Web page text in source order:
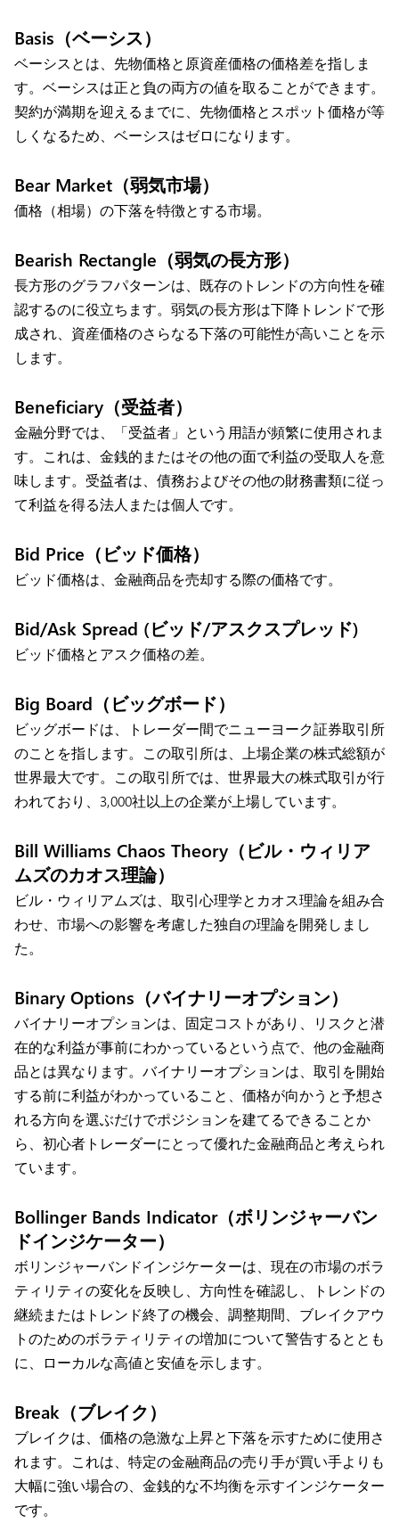
Basis（ベーシス）
ベーシスとは、先物価格と原資産価格の価格差を指しま
す。ベーシスは正と負の両方の値を取ることができます。
契約が満期を迎えるまでに、先物価格とスポット価格が等
しくなるため、ベーシスはゼロになります。
Bear Market（弱気市場）
価格（相場）の下落を特徴とする市場。
Bearish Rectangle（弱気の長方形）
長方形のグラフパターンは、既存のトレンドの方向性を確
認するのに役立ちます。弱気の長方形は下降トレンドで形
成され、資産価格のさらなる下落の可能性が高いことを示
します。
Beneficiary（受益者）
金融分野では、「受益者」という用語が頻繁に使用されま
す。これは、金銭的またはその他の面で利益の受取人を意
味します。受益者は、債務およびその他の財務書類に従っ
て利益を得る法人または個人です。
Bid Price（ビッド価格）
ビッド価格は、金融商品を売却する際の価格です。
Bid/Ask Spread (ビッド/アスクスプレッド)
ビッド価格とアスク価格の差。
Big Board（ビッグボード）
ビッグボードは、トレーダー間でニューヨーク証券取引所
のことを指します。この取引所は、上場企業の株式総額が
世界最大です。この取引所では、世界最大の株式取引が行
われており、3,000社以上の企業が上場しています。
Bill Williams Chaos Theory（ビル・ウィリア
ムズのカオス理論）
ビル・ウィリアムズは、取引心理学とカオス理論を組み合
わせ、市場への影響を考慮した独自の理論を開発しまし
た。
Binary Options（バイナリーオプション）
バイナリーオプションは、固定コストがあり、リスクと潜
在的な利益が事前にわかっているという点で、他の金融商
品とは異なります。バイナリーオプションは、取引を開始
する前に利益がわかっていること、価格が向かうと予想さ
れる方向を選ぶだけでポジションを建てるできることか
ら、初心者トレーダーにとって優れた金融商品と考えられ
ています。
Bollinger Bands Indicator（ボリンジャーバン
ドインジケーター）
ボリンジャーバンドインジケーターは、現在の市場のボラ
ティリティの変化を反映し、方向性を確認し、トレンドの
継続またはトレンド終了の機会、調整期間、ブレイクアウ
トのためのボラティリティの増加について警告するととも
に、ローカルな高値と安値を示します。
Break（ブレイク）
ブレイクは、価格の急激な上昇と下落を示すために使用さ
れます。これは、特定の金融商品の売り手が買い手よりも
大幅に強い場合の、金銭的な不均衡を示すインジケーター
です。